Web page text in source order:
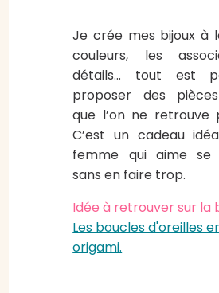
Je crée mes bijoux à
couleurs, les
détails… tout est
proposer des
que l’on ne retrouve
C’est un cadeau
femme qui aime se
sans en faire trop.
Idée à retrouver sur la
Les boucles d'oreilles
origami.